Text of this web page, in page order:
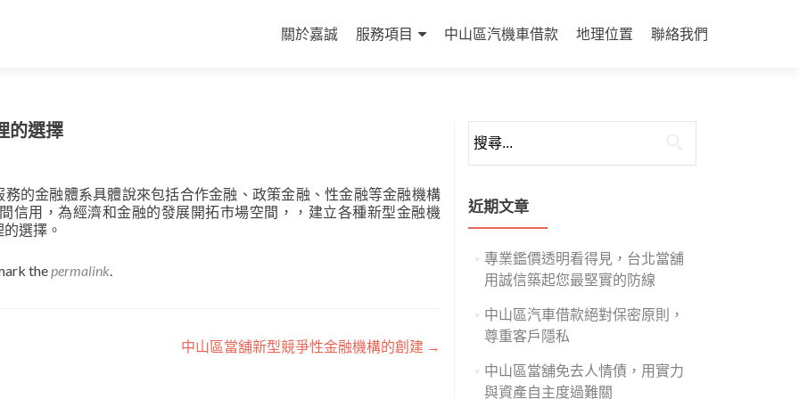
to
關於嘉誠 服務項目 中山區汽機車借款 地理位置 聯絡我們
的選擇
的金融體系具體說來包括合作金融、政策金融、性金融等金融機構
信用，為經濟和金融的發展開拓市場空間，，建立各種新型金融機
選擇。
thepermalink.
中山區當舖新型競爭性金融機構的創建 →
尋
鍵
字:
近期文章
專業鑑價透明看得見，台北當舖
用誠信築起您最堅實的防線
中山區汽車借款絕對保密原則，
尊重客戶隱私
中山區當舖免去人情債，用實力
與資產自主度過難關